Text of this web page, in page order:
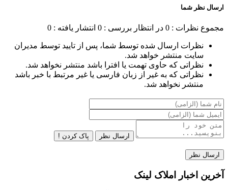
ارسال نظر شما
مجموع نظرات : 0 در انتظار بررسی : 0 انتشار یافته : 0
نظرات ارسال شده توسط شما، پس از تایید توسط مدیران
سایت منتشر خواهد شد.
نظراتی که حاوی تهمت یا افترا باشد منتشر نخواهد شد.
نظراتی که به غیر از زبان فارسی یا غیر مرتبط با خبر باشد
منتشر نخواهد شد.
ارسال نظر پاک کردن !
آخرین اخبار املاک لینک